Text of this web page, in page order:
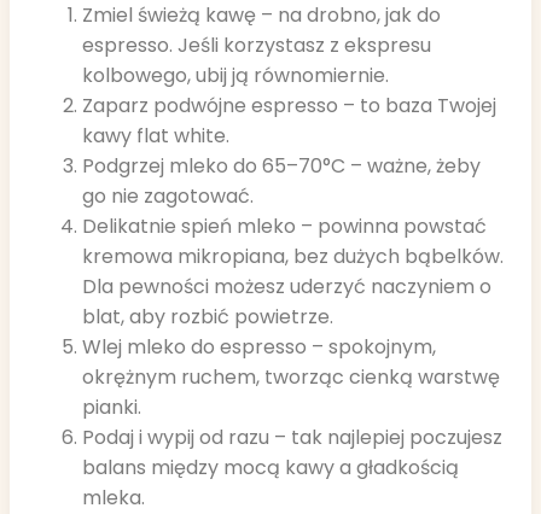
Zmiel świeżą kawę – na drobno, jak do
espresso. Jeśli korzystasz z ekspresu
kolbowego, ubij ją równomiernie.
Zaparz podwójne espresso – to baza Twojej
kawy flat white.
Podgrzej mleko do 65–70°C – ważne, żeby
go nie zagotować.
Delikatnie spień mleko – powinna powstać
kremowa mikropiana, bez dużych bąbelków.
Dla pewności możesz uderzyć naczyniem o
blat, aby rozbić powietrze.
Wlej mleko do espresso – spokojnym,
okrężnym ruchem, tworząc cienką warstwę
pianki.
Podaj i wypij od razu – tak najlepiej poczujesz
balans między mocą kawy a gładkością
mleka.